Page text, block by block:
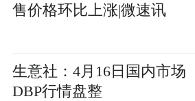
售价格环比上涨|微速讯
生意社：4月16日国内市场
DBP行情盘整